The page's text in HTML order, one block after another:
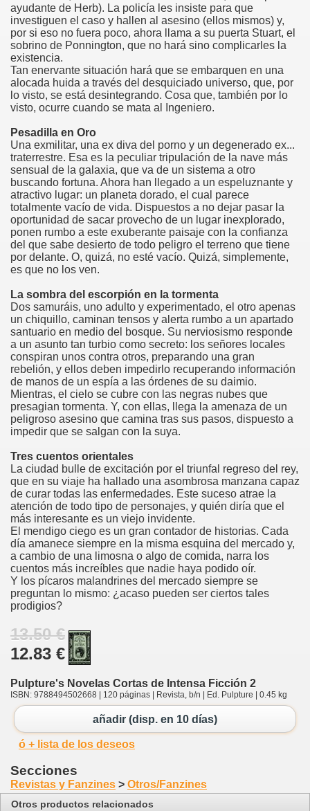
ayudante de Herb). La policía les insiste para que
investiguen el caso y hallen al asesino (ellos mismos) y,
por si eso no fuera poco, ahora llama a su puerta Stuart, el
sobrino de Ponnington, que no hará sino complicarles la
existencia.
Tan enervante situación hará que se embarquen en una
alocada huida a través del desquiciado universo, que, por
lo visto, se está desintegrando. Cosa que, también por lo
visto, ocurre cuando se mata al Ingeniero.
Pesadilla en Oro
Una exmilitar, una ex diva del porno y un degenerado ex...
traterrestre. Esa es la peculiar tripulación de la nave más
sensual de la galaxia, que va de un sistema a otro
buscando fortuna. Ahora han llegado a un espeluznante y
atractivo lugar: un planeta dorado, el cual parece
totalmente vacío de vida. Dispuestos a no dejar pasar la
oportunidad de sacar provecho de un lugar inexplorado,
ponen rumbo a este exuberante paisaje con la confianza
del que sabe desierto de todo peligro el terreno que tiene
por delante. O, quizá, no esté vacío. Quizá, simplemente,
es que no los ven.
La sombra del escorpión en la tormenta
Dos samuráis, uno adulto y experimentado, el otro apenas
un chiquillo, caminan tensos y alerta rumbo a un apartado
santuario en medio del bosque. Su nerviosismo responde
a un asunto tan turbio como secreto: los señores locales
conspiran unos contra otros, preparando una gran
rebelión, y ellos deben impedirlo recuperando información
de manos de un espía a las órdenes de su daimio.
Mientras, el cielo se cubre con las negras nubes que
presagian tormenta. Y, con ellas, llega la amenaza de un
peligroso asesino que camina tras sus pasos, dispuesto a
impedir que se salgan con la suya.
Tres cuentos orientales
La ciudad bulle de excitación por el triunfal regreso del rey,
que en su viaje ha hallado una asombrosa manzana capaz
de curar todas las enfermedades. Este suceso atrae la
atención de todo tipo de personajes, y quién diría que el
más interesante es un viejo invidente.
El mendigo ciego es un gran contador de historias. Cada
día amanece siempre en la misma esquina del mercado y,
a cambio de una limosna o algo de comida, narra los
cuentos más increíbles que nadie haya podido oír.
Y los pícaros malandrines del mercado siempre se
preguntan lo mismo: ¿acaso pueden ser ciertos tales
prodigios?
13.50 €
12.83 €
Pulpture's Novelas Cortas de Intensa Ficción 2
ISBN: 9788494502668 | 120 páginas | Revista, b/n | Ed. Pulpture | 0.45 kg
añadir (disp. en 10 días)
ó + lista de los deseos
Secciones
Revistas y Fanzines > Otros/Fanzines
Otros productos relacionados